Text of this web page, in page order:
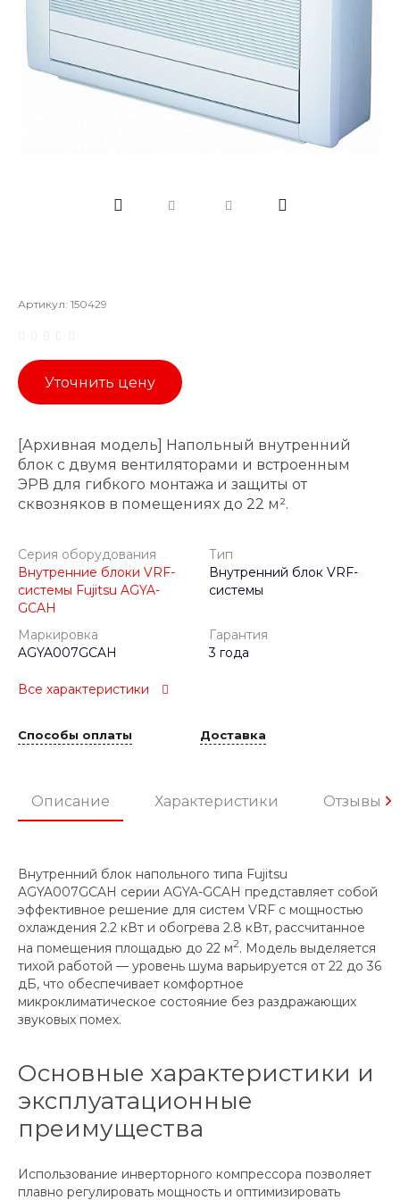
Артикул: 150429
Уточнить цену
[Архивная модель] Напольный внутренний
блок с двумя вентиляторами и встроенным
ЭРВ для гибкого монтажа и защиты от
сквозняков в помещениях до 22 м².
Серия оборудования
Внутренние блоки VRF-
системы Fujitsu AGYA-
GCAH
Тип
Внутренний блок VRF-
системы
Маркировка
AGYA007GCAH
Гарантия
3 года
Все характеристики
Способы оплаты Доставка
Описание Характеристики Отзывы
Внутренний блок напольного типа Fujitsu
AGYA007GCAH серии AGYA-GCAH представляет собой
эффективное решение для систем VRF с мощностью
охлаждения 2.2 кВт и обогрева 2.8 кВт, рассчитанное
на помещения площадью до 22 м2. Модель выделяется
тихой работой — уровень шума варьируется от 22 до 36
дБ, что обеспечивает комфортное
микроклиматическое состояние без раздражающих
звуковых помех.
Основные характеристики и
эксплуатационные
преимущества
Использование инверторного компрессора позволяет
плавно регулировать мощность и оптимизировать